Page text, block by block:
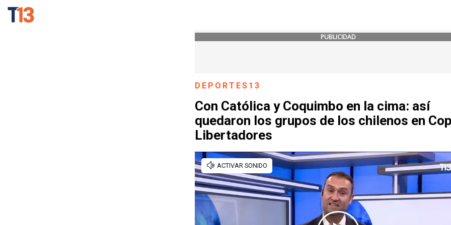
PUBLICIDAD
DEPORTES13
Con Católica y Coquimbo en la cima: así
quedaron los grupos de los chilenos en
Libertadores